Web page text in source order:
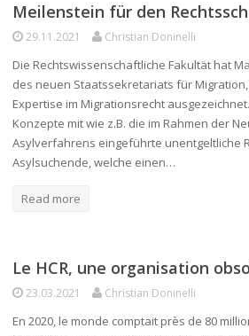
Meilenstein für den
29.11.2021 Christian Doninelli
Die Rechtswissenschaftliche Fakultät hat
des neuen Staatssekretariats für
Expertise im Migrationsrecht
Konzepte mit wie z.B. die im Rahmen der
Asylverfahrens eingeführte unentgeltliche
Asylsuchende, welche einen…
Read more
Le HCR, une organisation
23.03.2021 Christian Doninelli
En 2020, le monde comptait près de 80